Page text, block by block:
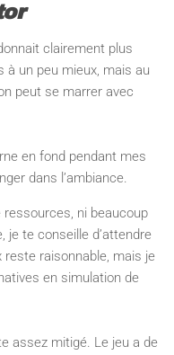
clairement plus
à un peu mieux, mais au
peut se marrer avec
en fond pendant mes
dans l’ambiance.
ni beaucoup
je te conseille d’attendre
reste raisonnable, mais je
en simulation de
assez mitigé. Le jeu a de